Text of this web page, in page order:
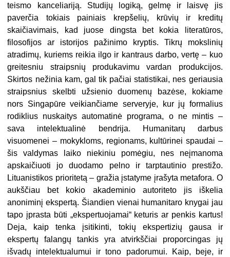
teismo kanceliariją. Studijų logiką, gelmę ir laisvę jis
paverčia tokiais painiais krepšelių, krūvių ir kreditų
skaičiavimais, kad juose dingsta bet kokia literatūros,
filosofijos ar istorijos pažinimo kryptis. Tikrų mokslinių
atradimų, kuriems reikia ilgo ir kantraus darbo, vertę – kuo
greitesniu straipsnių produkavimu vardan produkcijos.
Skirtos nežinia kam, gal tik pačiai statistikai, nes geriausia
straipsnius skelbti užsienio duomenų bazėse, kokiame
nors Singapūre veikiančiame serveryje, kur jų formalius
rodiklius nuskaitys automatinė programa, o ne mintis –
sava intelektualinė bendrija. Humanitarų darbus
visuomenei – mokykloms, regionams, kultūrinei spaudai –
šis valdymas laiko niekiniu pomėgiu, nes neįmanoma
apskaičiuoti jo duodamo pelno ir tarptautinio prestižo.
Lituanistikos prioritetą – gražia įstatyme įrašyta metafora. O
aukščiau bet kokio akademinio autoriteto jis iškelia
anoniminį ekspertą. Šiandien vienai humanitaro knygai jau
tapo įprasta būti „ekspertuojamai“ keturis ar penkis kartus!
Deja, kaip tenka įsitikinti, tokių ekspertizių gausa ir
ekspertų falangų tankis yra atvirkščiai proporcingas jų
išvadų intelektualumui ir tono padorumui. Kaip, beje, ir